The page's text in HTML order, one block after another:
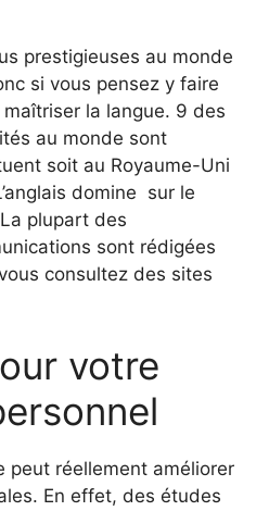
prestigieuses au monde
si vous pensez y faire
la langue. 9 des
au monde sont
soit au Royaume-Uni
domine sur le
plupart des
sont rédigées
consultez des sites
votre
peut réellement améliorer
En effet, des études